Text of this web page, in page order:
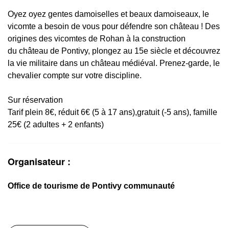
Oyez oyez gentes damoiselles et beaux damoiseaux, le
vicomte a besoin de vous pour défendre son château ! Des
origines des vicomtes de Rohan à la construction
du château de Pontivy, plongez au 15e siècle et découvrez
la vie militaire dans un château médiéval. Prenez-garde, le
chevalier compte sur votre discipline.
Sur réservation
Tarif plein 8€, réduit 6€ (5 à 17 ans),gratuit (-5 ans), famille
25€ (2 adultes + 2 enfants)
Organisateur :
Office de tourisme de Pontivy communauté